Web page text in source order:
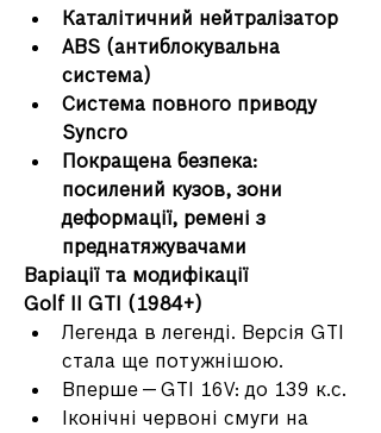
Каталітичний нейтралізатор
ABS (антиблокувальна
система)
Система повного приводу
Syncro
Покращена безпека:
посилений кузов, зони
деформації, ремені з
преднатяжувачами
Варіації та модифікації
Golf II GTI (1984+)
Легенда в легенді. Версія GTI
стала ще потужнішою.
Вперше — GTI 16V: до 139 к.с.
Іконічні червоні смуги на